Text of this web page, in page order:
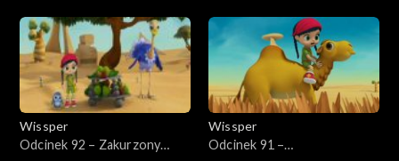
Wissper
Odcinek 92 – Zakurzony
Wissper
Odcinek 91 –